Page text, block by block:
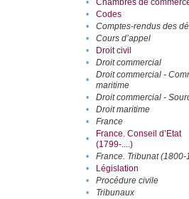
•
Chambres de
•
Codes
•
Comptes-rendus des
•
Cours d’appel
•
Droit civil
•
Droit commercial
•
Droit commercial -
maritime
• Droit commercial -
•
Droit maritime
•
France
•
France. Conseil d’Etat
(1799-....)
• France. Tribunat (1800-
•
Législation
•
Procédure civile
•
Tribunaux